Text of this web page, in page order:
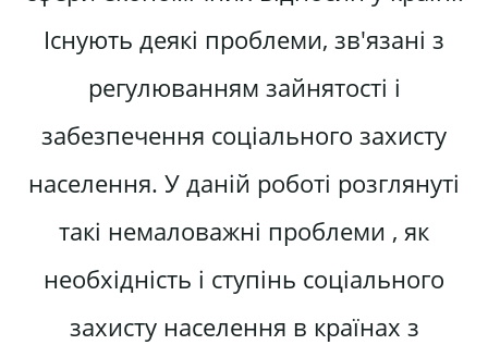
Існують деякі проблеми, зв'язані з
регулюванням зайнятості і
забезпечення соціального захисту
населення. У даній роботі розглянуті
такі немаловажні проблеми , як
необхідність і ступінь соціального
захисту населення в країнах з